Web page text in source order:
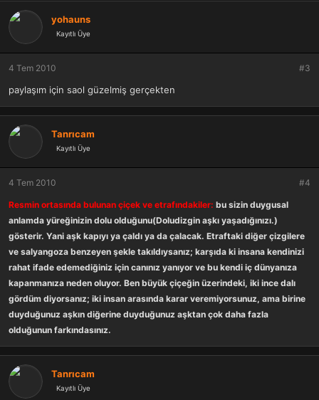
yohauns
Kayıtlı Üye
4 Tem 2010 #3
paylaşım için saol güzelmiş gerçekten
Tanrıcam
Kayıtlı Üye
4 Tem 2010 #4
Resmin ortasında bulunan çiçek ve etrafındakiler: bu sizin duygusal
anlamda yüreğinizin dolu olduğunu(Doludizgin aşkı yaşadığınızı.)
gösterir. Yani aşk kapıyı ya çaldı ya da çalacak. Etraftaki diğer çizgilere
ve salyangoza benzeyen şekle takıldıysanız; karşıda ki insana kendinizi
rahat ifade edemediğiniz için canınız yanıyor ve bu kendi iç dünyanıza
kapanmanıza neden oluyor. Ben büyük çiçeğin üzerindeki, iki ince dalı
gördüm diyorsanız; iki insan arasında karar veremiyorsunuz, ama birine
duyduğunuz aşkın diğerine duyduğunuz aşktan çok daha fazla
olduğunun farkındasınız.
Tanrıcam
Kayıtlı Üye